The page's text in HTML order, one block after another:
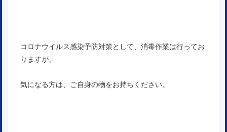
コロナウイルス感染予防対策として、消毒作業は行ってお
りますが、
気になる方は、ご自身の物をお持ちください。